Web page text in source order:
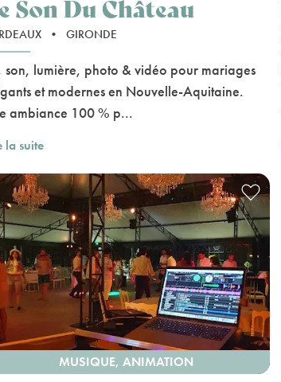
Son Du Château
• GIRONDE
son, lumière, photo & vidéo pour mariages
et modernes en Nouvelle-Aquitaine.
ambiance 100 % p...
la suite
MUSIQUE, ANIMATION